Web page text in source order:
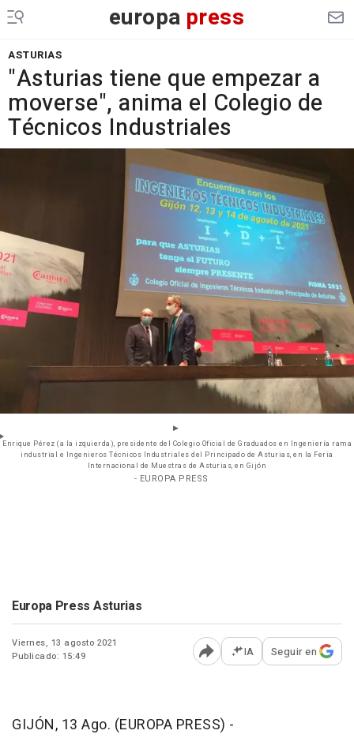
europa press
ASTURIAS
"Asturias tiene que empezar a
moverse", anima el Colegio de
Técnicos Industriales
Enrique Pérez (a la izquierda), presidente del Colegio Oficial de Graduados en Ingeniería rama
industrial e Ingenieros Técnicos Industriales del Principado de Asturias, en la Feria
Internacional de Muestras de Asturias, en Gijón
- EUROPA PRESS
Europa Press Asturias
Viernes, 13 agosto 2021
Publicado: 15:49
Abrir opciones para
IA Seguir en
GIJÓN, 13 Ago. (EUROPA PRESS) -